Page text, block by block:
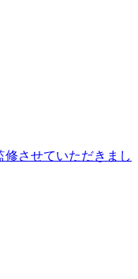
修させていただきまし